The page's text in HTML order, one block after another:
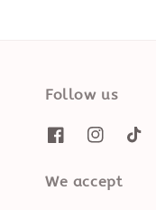
Follow us
We accept